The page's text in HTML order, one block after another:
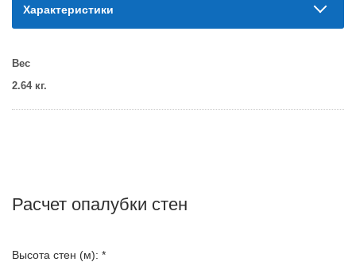
Характеристики
Вес
2.64 кг.
Расчет опалубки стен
Высота стен (м): *